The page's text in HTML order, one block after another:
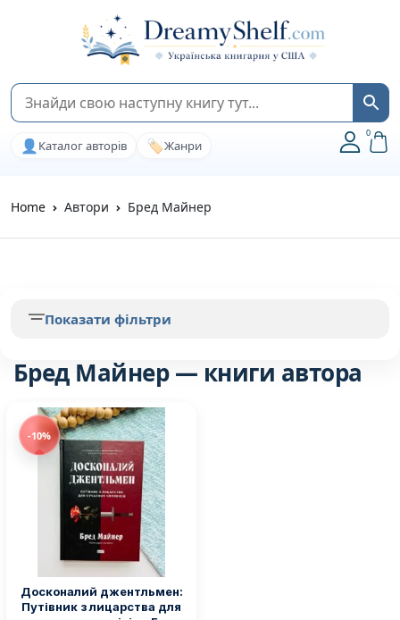
👤 Каталог авторів 🏷️Жанри
0
Home Автори Бред Майнер
Бред Майнер — книги автора
-10%
Досконалий джентльмен:
Путівник з лицарства для
Показати фільтри